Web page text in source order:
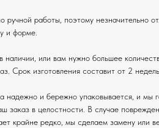
ручной работы, поэтому незначительно
и форме.
наличии, или вам нужно большее
Срок изготовления составит от 2 недель.
надежно и бережно упаковывается, и мы
заказ в целостности. В случае
крайне редко, мы сделаем замену или